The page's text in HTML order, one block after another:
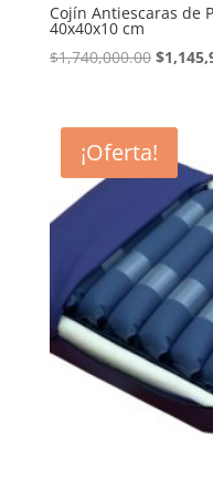
Cojín Antiescaras de
40x40x10 cm
$1,740,000.00 El
era:
$
¡Oferta!